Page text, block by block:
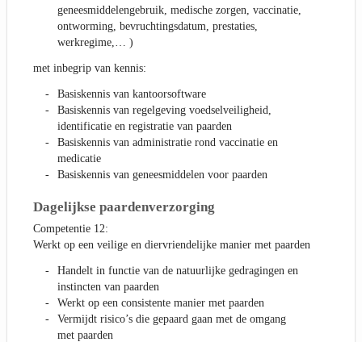
geneesmiddelengebruik, medische zorgen, vaccinatie,
ontworming, bevruchtingsdatum, prestaties,
werkregime,… )
met inbegrip van kennis:
Basiskennis van kantoorsoftware
Basiskennis van regelgeving voedselveiligheid,
identificatie en registratie van paarden
Basiskennis van administratie rond vaccinatie en
medicatie
Basiskennis van geneesmiddelen voor paarden
Dagelijkse paardenverzorging
Competentie 12:
Werkt op een veilige en diervriendelijke manier met paarden
Handelt in functie van de natuurlijke gedragingen en
instincten van paarden
Werkt op een consistente manier met paarden
Vermijdt risico’s die gepaard gaan met de omgang
met paarden